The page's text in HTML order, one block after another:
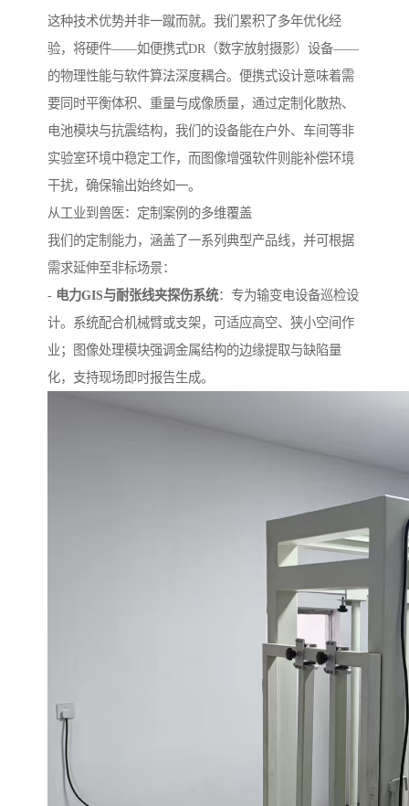
这种技术优势并非一蹴而就。我们累积了多年优化经
验，将硬件——如便携式DR（数字放射摄影）设备——
的物理性能与软件算法深度耦合。便携式设计意味着需
要同时平衡体积、重量与成像质量，通过定制化散热、
电池模块与抗震结构，我们的设备能在户外、车间等非
实验室环境中稳定工作，而图像增强软件则能补偿环境
干扰，确保输出始终如一。
从工业到兽医：定制案例的多维覆盖
我们的定制能力，涵盖了一系列典型产品线，并可根据
需求延伸至非标场景：
- 电力GIS与耐张线夹探伤系统：专为输变电设备巡检设
计。系统配合机械臂或支架，可适应高空、狭小空间作
业；图像处理模块强调金属结构的边缘提取与缺陷量
化，支持现场即时报告生成。